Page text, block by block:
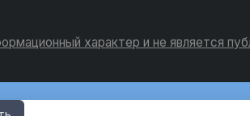
характер и не